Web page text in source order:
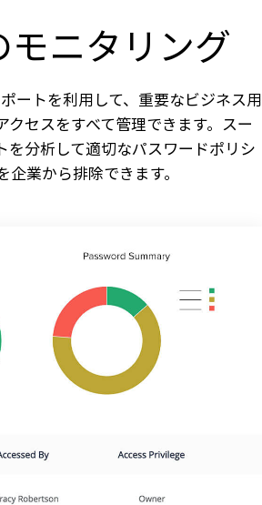
ニタリング
ートを利用して、重要なビジネス用
セスをすべて管理できます。スー
を分析して適切なパスワードポリシ
業から排除できます。